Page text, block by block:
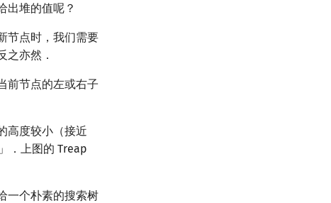
出堆的值呢？
节点时，我们需要
之亦然．
前节点的左或右子
高度较小（接近
．上图的 Treap
一个朴素的搜索树